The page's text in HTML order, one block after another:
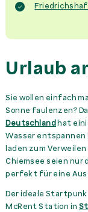
Urlaub
Sie wollen einfach
Sonne faulenzen?
Deutschlandhat
Wasser entspannen
laden zum
Chiemsee seien nur
perfekt für eine
Der ideale
McRent Station in